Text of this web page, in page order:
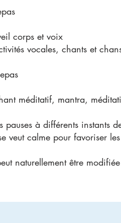
corps et voix
vocales, chants et
méditatif, mantra,
pauses à différents instants
veut calme pour favoriser
naturellement être